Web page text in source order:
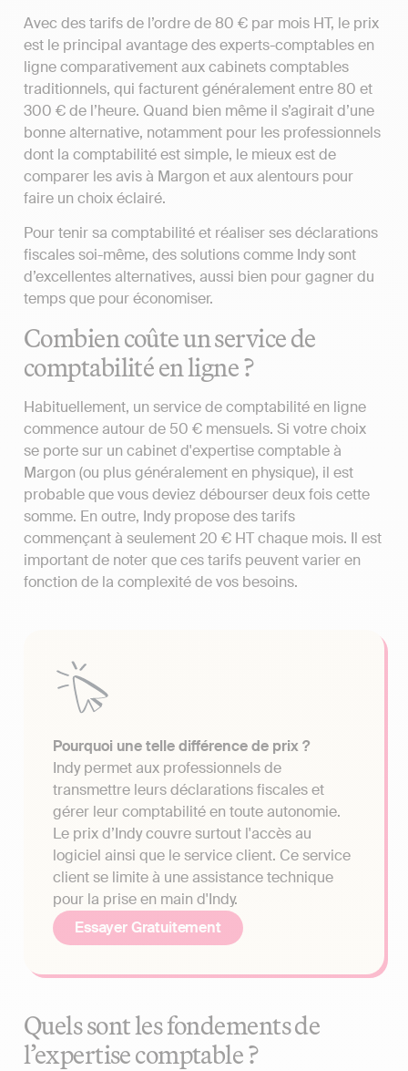
Avec des tarifs de l’ordre de 80 € par mois HT, le prix
est le principal avantage des experts-comptables en
ligne comparativement aux cabinets comptables
traditionnels, qui facturent généralement entre 80 et
300 € de l’heure. Quand bien même il s’agirait d’une
bonne alternative, notamment pour les professionnels
dont la comptabilité est simple, le mieux est de
comparer les avis à Margon et aux alentours pour
faire un choix éclairé.
Pour tenir sa comptabilité et réaliser ses déclarations
fiscales soi-même, des solutions comme Indy sont
d’excellentes alternatives, aussi bien pour gagner du
temps que pour économiser.
Combien coûte un service de
comptabilité en ligne ?
Habituellement, un service de comptabilité en ligne
commence autour de 50 € mensuels. Si votre choix
se porte sur un cabinet d'expertise comptable à
Margon (ou plus généralement en physique), il est
probable que vous deviez débourser deux fois cette
somme. En outre, Indy propose des tarifs
commençant à seulement 20 € HT chaque mois. Il est
important de noter que ces tarifs peuvent varier en
fonction de la complexité de vos besoins.
Pourquoi une telle différence de prix ?
Indy permet aux professionnels de
transmettre leurs déclarations fiscales et
gérer leur comptabilité en toute autonomie.
Le prix d’Indy couvre surtout l'accès au
logiciel ainsi que le service client. Ce service
client se limite à une assistance technique
pour la prise en main d'Indy.
Essayer Gratuitement
Quels sont les fondements de
l’expertise comptable ?